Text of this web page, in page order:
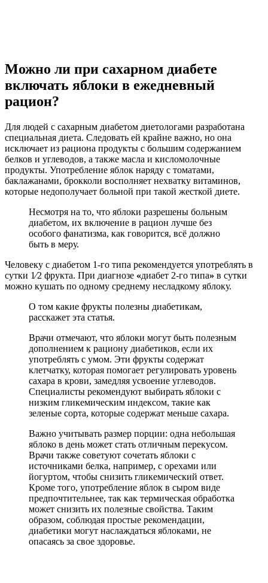
Можно ли при сахарном диабете
включать яблоки в ежедневный
рацион?
Для людей с сахарным диабетом диетологами разработана
специальная диета. Следовать ей крайне важно, но она
исключает из рациона продукты с большим содержанием
белков и углеводов, а также масла и кисломолочные
продукты. Употребление яблок наряду с томатами,
баклажанами, брокколи восполняет нехватку витаминов,
которые недополучает больной при такой жесткой диете.
Несмотря на то, что яблоки разрешены больным
диабетом, их включение в рацион лучше без
особого фанатизма, как говорится, всё должно
быть в меру.
Человеку с диабетом 1-го типа рекомендуется употреблять в
сутки 1⁄2 фрукта. При диагнозе «диабет 2-го типа» в сутки
можно кушать по одному среднему несладкому яблоку.
О том какие фрукты полезны диабетикам,
расскажет эта статья.
Врачи отмечают, что яблоки могут быть полезным
дополнением к рациону диабетиков, если их
употреблять с умом. Эти фрукты содержат
клетчатку, которая помогает регулировать уровень
сахара в крови, замедляя усвоение углеводов.
Специалисты рекомендуют выбирать яблоки с
низким гликемическим индексом, такие как
зеленые сорта, которые содержат меньше сахара.
Важно учитывать размер порции: одна небольшая
яблоко в день может стать отличным перекусом.
Врачи также советуют сочетать яблоки с
источниками белка, например, с орехами или
йогуртом, чтобы снизить гликемический ответ.
Кроме того, употребление яблок в сыром виде
предпочтительнее, так как термическая обработка
может снизить их полезные свойства. Таким
образом, соблюдая простые рекомендации,
диабетики могут наслаждаться яблоками, не
опасаясь за свое здоровье.